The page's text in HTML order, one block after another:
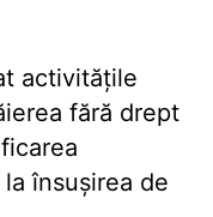
activitățile
fără drept
însușirea de